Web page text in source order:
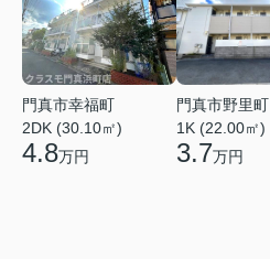
門真市幸福町
2DK (30.10㎡)
4.8万円
門真市野里町
1K (22.00㎡)
3.7万円